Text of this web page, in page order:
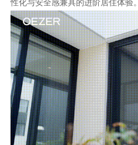
性化与安全感兼具的进阶居住体验。